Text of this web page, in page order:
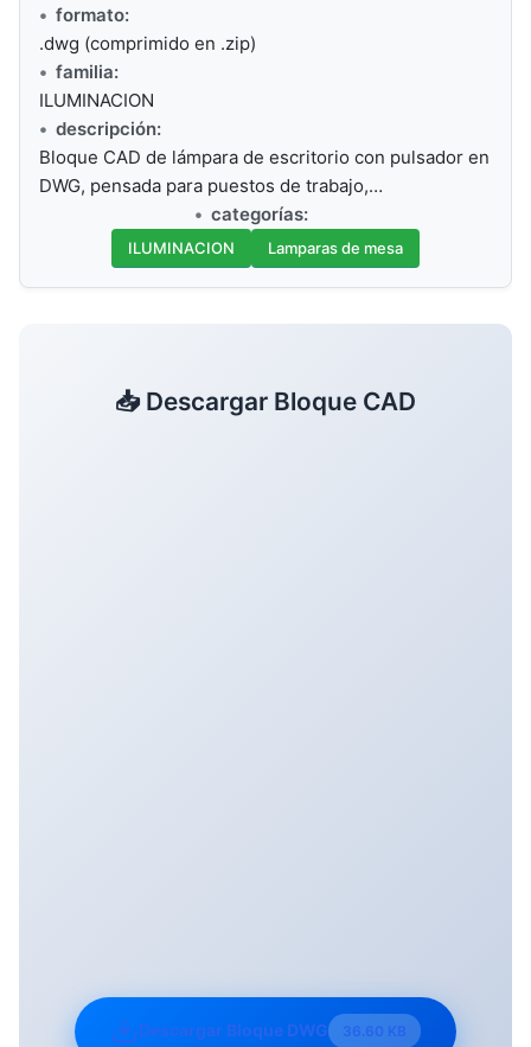
formato:
.dwg (comprimido en .zip)
familia:
ILUMINACION
descripción:
Bloque CAD de lámpara de escritorio con pulsador en
DWG, pensada para puestos de trabajo,…
categorías:
ILUMINACION Lamparas de mesa
📥 Descargar Bloque CAD
Descargar Bloque DWG 36.60 KB